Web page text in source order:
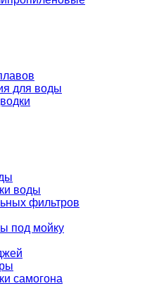
для воды
воды
фильтров
под мойку
самогона